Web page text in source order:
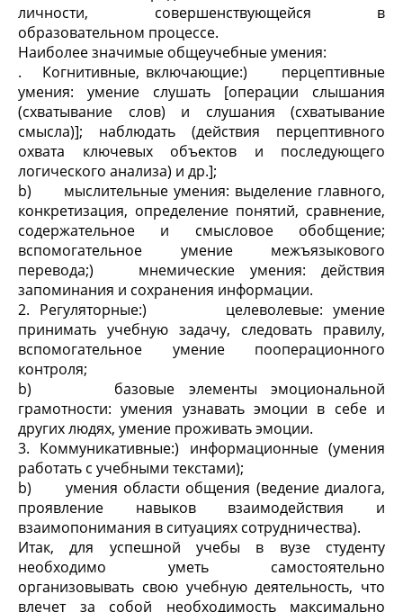
личности, совершенствующейся в
образовательном процессе.
Наиболее значимые общеучебные умения:
. Когнитивные, включающие:) перцептивные
умения: умение слушать [операции слышания
(схватывание слов) и слушания (схватывание
смысла)]; наблюдать (действия перцептивного
охвата ключевых объектов и последующего
логического анализа) и др.];
b) мыслительные умения: выделение главного,
конкретизация, определение понятий, сравнение,
содержательное и смысловое обобщение;
вспомогательное умение межъязыкового
перевода;) мнемические умения: действия
запоминания и сохранения информации.
2. Регуляторные:) целеволевые: умение
принимать учебную задачу, следовать правилу,
вспомогательное умение пооперационного
контроля;
b) базовые элементы эмоциональной
грамотности: умения узнавать эмоции в себе и
других людях, умение проживать эмоции.
3. Коммуникативные:) информационные (умения
работать с учебными текстами);
b) умения области общения (ведение диалога,
проявление навыков взаимодействия и
взаимопонимания в ситуациях сотрудничества).
Итак, для успешной учебы в вузе студенту
необходимо уметь самостоятельно
организовывать свою учебную деятельность, что
влечет за собой необходимость максимально